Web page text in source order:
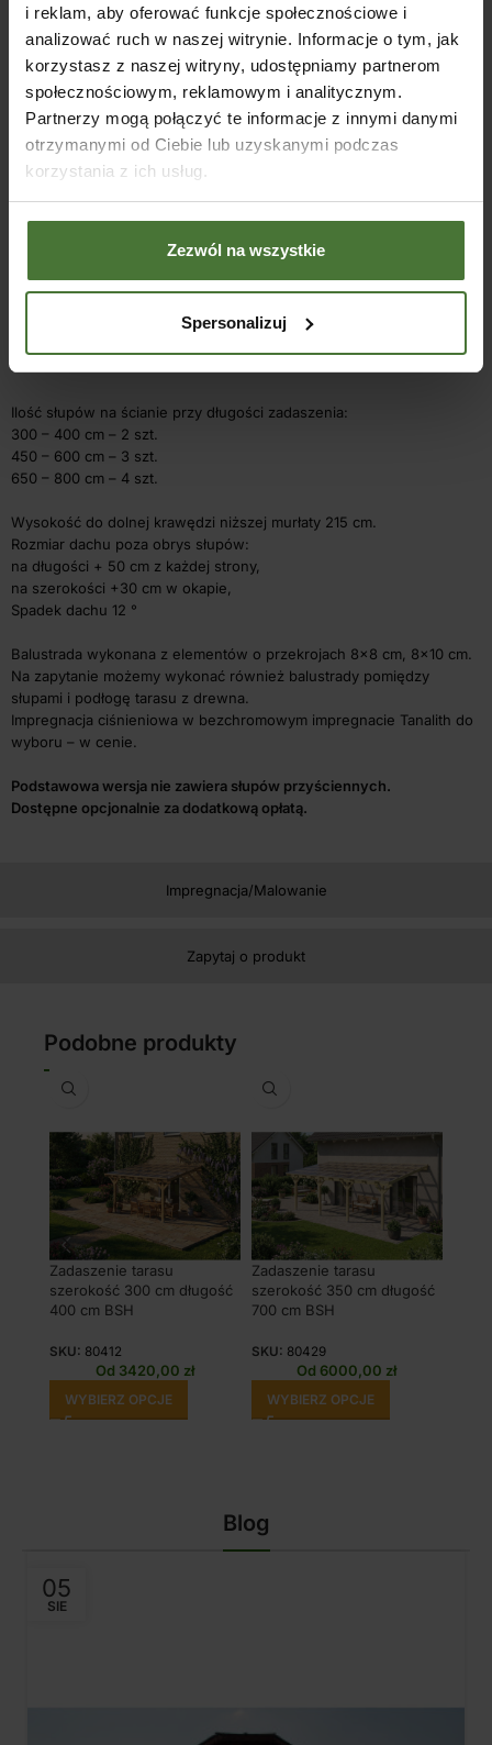
i reklam, aby oferować funkcje społecznościowe i
analizować ruch w naszej witrynie. Informacje o tym, jak
korzystasz z naszej witryny, udostępniamy partnerom
społecznościowym, reklamowym i analitycznym.
Partnerzy mogą połączyć te informacje z innymi danymi
otrzymanymi od Ciebie lub uzyskanymi podczas
korzystania z ich usług.
Zezwól na wszystkie
Spersonalizuj
Impregnacja/Malowanie
Zapytaj o produkt
Przekroje elementów:
Nazwa Przekrój/cm
Słupy w wersji podstawowej 12×12
Krokwie
Płatew 5,6×14
Ilość słupów na ścianie przy długości zadaszenia:
300 – 400 cm – 2 szt.
450 – 600 cm – 3 szt.
650 – 800 cm – 4 szt.
Wysokość do dolnej krawędzi niższej murłaty 215 cm.
Rozmiar dachu poza obrys słupów:
na długości + 50 cm z każdej strony,
na szerokości +30 cm w okapie,
Spadek dachu 12 °
Balustrada wykonana z elementów o przekrojach 8×8 cm, 8×10 cm.
Na zapytanie możemy wykonać również balustrady pomiędzy
słupami i podłogę tarasu z drewna.
Impregnacja ciśnieniowa w bezchromowym impregnacie Tanalith do
wyboru – w cenie.
Podstawowa wersja nie zawiera słupów przyściennych.
Dostępne opcjonalnie za dodatkową opłatą.
Podobne produkty
Zadaszenie tarasu
szerokość 300 cm długość
400 cm BSH
SKU: 80412
Od 3420,00 zł
WYBIERZ OPCJE
Zadaszenie tarasu
szerokość 350 cm długość
700 cm BSH
SKU: 80429
Od 6000,00 zł
WYBIERZ OPCJE
Blog
05
SIE